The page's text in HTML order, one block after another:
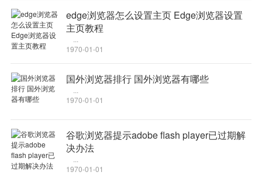
【实名见面】认证身份证后能开通直接约见面功能，直接，安
全，靠谱；
【礼物提现】被实名制约见一方，可获得价值50元以上的礼物，
【闲聊】无聊时发动态，遇见同样无聊的有缘人；
恋爱、约爱，相亲，附近人聊天，陌生人求爱，撩妹，找对象、
世界之大，这里你终会遇见有缘人。
更新日志
-新增视频约会功能，单身男女快速约会、高效恋爱；
-优化单身资料信息；
edge浏览器怎么设置主页 Edge浏览器设置
主页教程
1970-01-01
国外浏览器排行 国外浏览器有哪些
1970-01-01
谷歌浏览器提示adobe flash player已过期解
决办法
1970-01-01